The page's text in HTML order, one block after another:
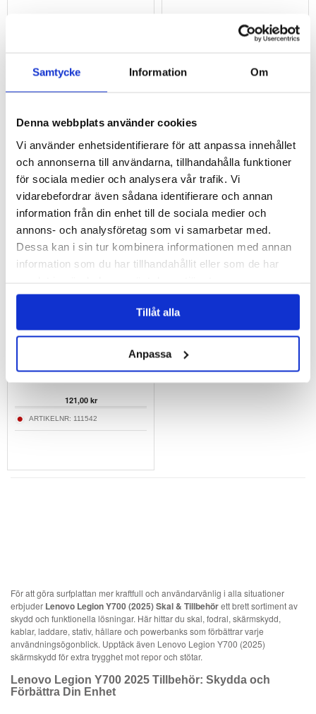
Samtycke Information Om
Denna webbplats använder cookies
Vi använder enhetsidentifierare för att anpassa innehållet
och annonserna till användarna, tillhandahålla funktioner
för sociala medier och analysera vår trafik. Vi
vidarebefordrar även sådana identifierare och annan
information från din enhet till de sociala medier och
annons- och analysföretag som vi samarbetar med.
Dessa kan i sin tur kombinera informationen med annan
information som du har tillhandahållit eller som de har
Tillåt alla
Anpassa
kr
4009305
Lenovo Legion Y700 (2025) Full Cover
Härdat Glas Skärmskydd - Genomskinlig
90,00kr
ARTIKELNR:4008759
Lenovo Legion Y700 (2025) Tri-Fold Series
Smart Foliofodral
151,00kr
ARTIKELNR:4009266-VAR
GreenGo Orbi Universellt Folio Fodral för
121,00kr
ARTIKELNR: 111542
För att göra surfplattan mer kraftfull och användarvänlig i alla situationer
erbjuder Lenovo Legion Y700 (2025) Skal & Tillbehörett brett sortiment av
skydd och funktionella lösningar. Här hittar du skal, fodral, skärmskydd,
kablar, laddare, stativ, hållare och powerbanks som förbättrar varje
användningsögonblick. Upptäck även Lenovo Legion Y700 (2025)
skärmskydd för extra trygghet mot repor och stötar.
Lenovo Legion Y700 2025 Tillbehör: Skydda och
Förbättra Din Enhet